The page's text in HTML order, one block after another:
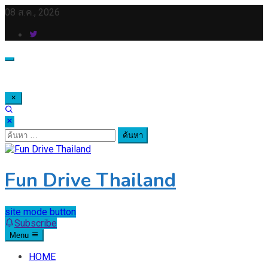
Skip
content
08 ส.ค., 2026
ค้นหา
สำหรับ:
Fun Drive Thailand
site mode button
Subscribe
Menu
HOME